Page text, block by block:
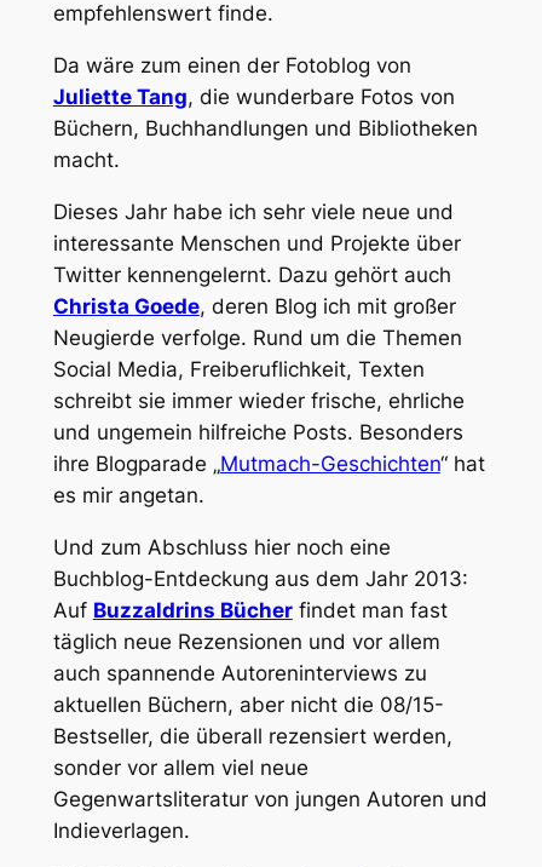
empfehlenswert finde.
Da wäre zum einen der Fotoblog von
Juliette Tang, die wunderbare Fotos von
Büchern, Buchhandlungen und Bibliotheken
macht.
Dieses Jahr habe ich sehr viele neue und
interessante Menschen und Projekte über
Twitter kennengelernt. Dazu gehört auch
Christa Goede, deren Blog ich mit großer
Neugierde verfolge. Rund um die Themen
Social Media, Freiberuflichkeit, Texten
schreibt sie immer wieder frische, ehrliche
und ungemein hilfreiche Posts. Besonders
ihre Blogparade „Mutmach-Geschichten“ hat
es mir angetan.
Und zum Abschluss hier noch eine
Buchblog-Entdeckung aus dem Jahr 2013:
Auf Buzzaldrins Bücherfindet man fast
täglich neue Rezensionen und vor allem
auch spannende Autoreninterviews zu
aktuellen Büchern, aber nicht die 08/15-
Bestseller, die überall rezensiert werden,
sonder vor allem viel neue
Gegenwartsliteratur von jungen Autoren und
Indieverlagen.